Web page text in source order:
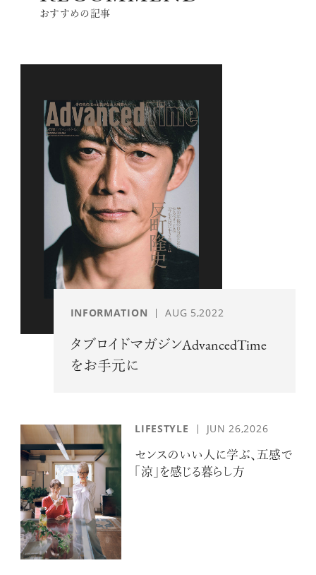
おすすめの記事
INFORMATION AUG 5,2022
タブロイドマガジンAdvancedTime
をお手元に
LIFESTYLE JUN 26,2026
センスのいい人に学ぶ、五感で
「涼」を感じる暮らし方